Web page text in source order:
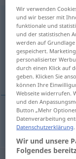
Brazil
Übersicht aller
(Für mehr Details
Brasilien
Brasilienn
Wir verwenden
und wir besser mit
funktionale und
und der statistischen
werden auf
gespeichert.
personalisierter
durch einen Klick auf
geben. Klicken Sie
können Ihre
Webseite widerrufen.
und den
Button „Mehr
Datenverarbeitung
Datenschutzerklärung
Wir und unsere
Folgendes